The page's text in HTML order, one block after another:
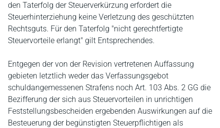
den Taterfolg der Steuerverkürzung erfordert die
Steuerhinterziehung keine Verletzung des geschützten
Rechtsguts. Für den Taterfolg "nicht gerechtfertigte
Steuervorteile erlangt" gilt Entsprechendes.
Entgegen der von der Revision vertretenen Auffassung
gebieten letztlich weder das Verfassungsgebot
schuldangemessenen Strafens noch Art. 103 Abs. 2 GG die
Bezifferung der sich aus Steuervorteilen in unrichtigen
Feststellungsbescheiden ergebenden Auswirkungen auf die
Besteuerung der begünstigten Steuerpflichtigen als